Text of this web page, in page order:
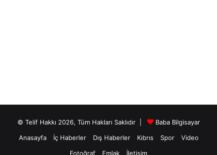
© Telif Hakkı 2026, Tüm Hakları Saklıdır |
Baba Bilgisayar
Anasayfa
İç Haberler Dış Haberler Kıbrıs Spor
Video
Fotoğraf
Emlak İletişim